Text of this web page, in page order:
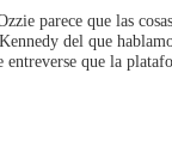
parece que las
del que
entreverse que la